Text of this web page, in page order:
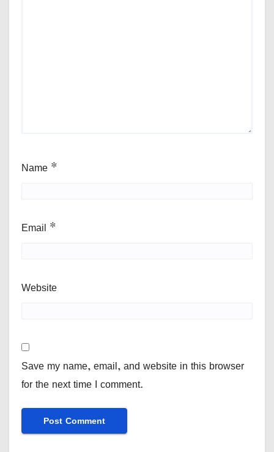
Name *
Email *
Website
Save my name, email, and website in this browser
for the next time I comment.